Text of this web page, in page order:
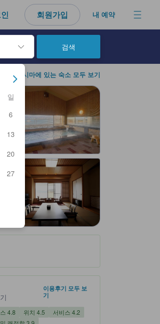
회원가입 내 예약
습니다. 엔터 키를 사용해 특정 날짜를 선택
일
6
13
20
27
검색
히로시마에 있는 숙소 모두 보기
이용후기 모두 보
기
4.8 위치 4.5
서비스 4.2
정확하며 솔직한 정보로 고객님이 더 나은 선택